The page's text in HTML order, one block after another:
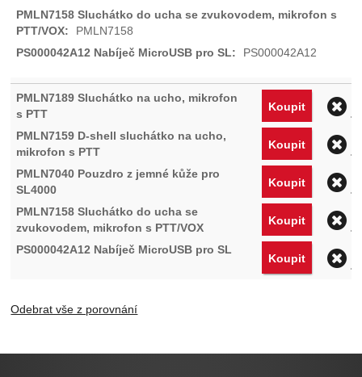
PMLN7158
PS000042A12
Koupit
Koupit
Koupit
Koupit
Koupit
Odebrat vše z porovnání